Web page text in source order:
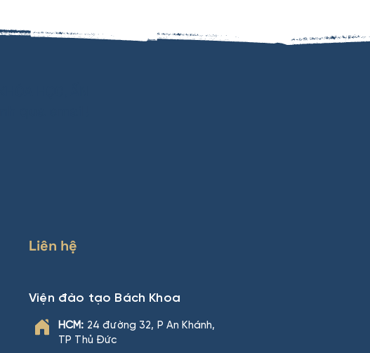
Liên hệ
Viện đào tạo Bách Khoa
HCM: 24 đường 32, P An Khánh,
TP Thủ Đức